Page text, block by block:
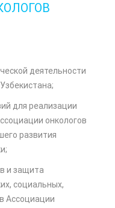
деятельности
для реализации
онкологов
развития
и защита
социальных,
Ассоциации